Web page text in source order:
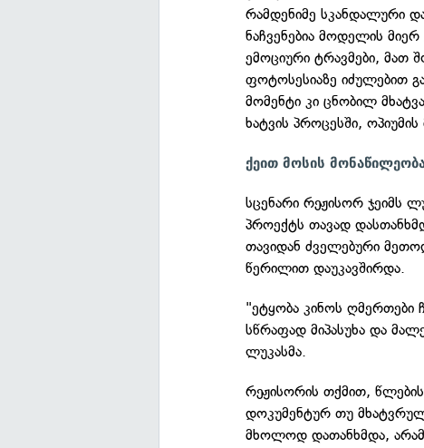
რამდენიმე სკანდალური
ნაჩვენებია მოდელის მიერ
ემოციური ტრავმები, მათ
ფოტოსესიაზე იძულებით
მომენტი კი ცნობილ
ხატვის პროცესში, ოპიუმის
ქეით მოსის
სცენარი რეჟისორ ჯეიმს
პროექტს თავად
თავიდან ძველებური
წერილით დაუკავშირდა.
"ეტყობა კინოს ღმერთები
სწრაფად მიპასუხა და
ლუკასმა.
რეჟისორის თქმით,
დოკუმენტურ თუ
მხოლოდ დათანხმდა,